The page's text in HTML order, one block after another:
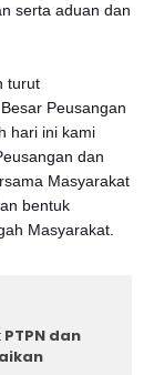
serta aduan dan
turut
Peusangan
hari ini kami
dan
Masyarakat
bentuk
Masyarakat.
dan